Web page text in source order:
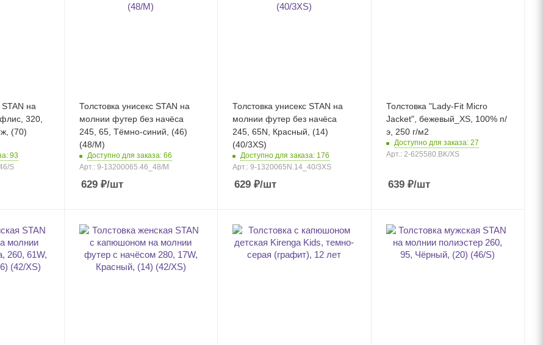
STAN на
320,
93
S
Толстовка унисекс STAN на
молнии футер без начёса
245, 65, Тёмно-синий, (46)
(48/M)
Доступно для заказа: 66
Арт.: 9-13200065.46_48/M
629₽/шт
Толстовка унисекс STAN на
молнии футер без начёса
245, 65N, Красный, (14)
(40/3XS)
Доступно для заказа: 176
Арт.: 9-1320065N.14_40/3XS
629 ₽/шт
Толстовка "Lady-Fit Micro
Jacket", бежевый_XS, 100% п/
э, 250 г/м2
Доступно для заказа: 27
Арт.: 2-625580.BK/XS
639₽/шт